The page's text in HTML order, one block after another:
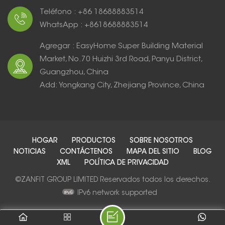
Teléfono : +86 18688883514
WhatsApp : +8618688883514
Agregar : EasyHome Super Building Material
Market, No.70 Huizhi 3rd Road, Panyu District,
Guangzhou, China
Add: Yongkang City, Zhejiang Province, China
HOGAR PRODUCTOS
SOBRE NOSOTROS
NOTICIAS
CONTÁCTENOS MAPA DEL SITIO
BLOG
XML
POLÍTICA DE PRIVACIDAD
©ZANFIT GROUP LIMITED Reservados todos los derechos.
IPv6 network supported